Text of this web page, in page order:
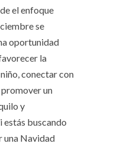
el enfoque
se
oportunidad
la
conectar con
promover un
y
estás buscando
una Navidad